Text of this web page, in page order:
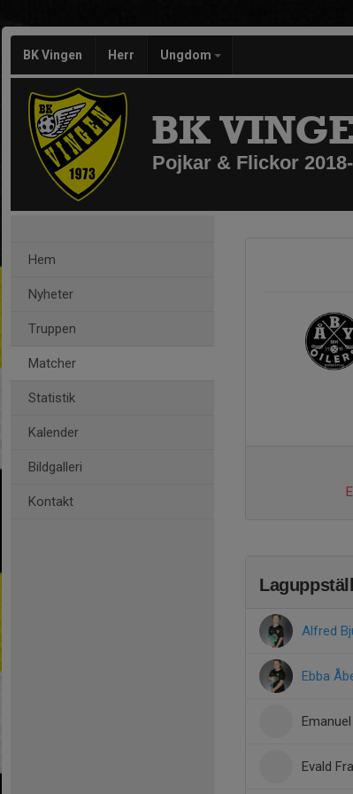
BK Vingen Herr Ungdom
BK
Pojkar & Flickor
Hem
Nyheter
Truppen
Matcher
Statistik
Kalender
Bildgalleri
Kontakt
Alfred
Ebba
Evald